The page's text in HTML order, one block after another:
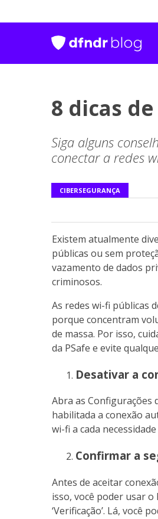
8 dicas
Siga alguns
conectar a redes
CIBERSEGURANÇA
Existem atualmente
públicas ou sem
vazamento de dados
criminosos.
As redes wi-fi públicas
porque concentram
de massa. Por isso,
da PSafe e evite
Desativar a
Abra as Configurações
habilitada a conexão
wi-fi a cada
Confirmar a
Antes de aceitar
isso, você poder usar o
‘Verificação’. Lá, você